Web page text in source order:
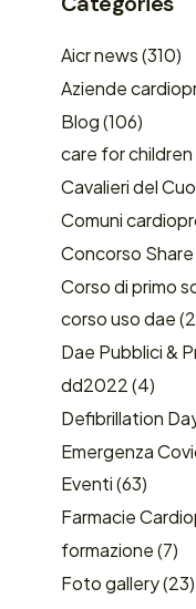
Aicr news(310)
Aziende
Blog(106)
care for children
Cavalieri del
Comuni
Concorso
Corso di primo
corso uso dae
Dae Pubblici &
dd2022(4)
Defibrillation
Emergenza
Eventi(63)
Farmacie
formazione(7)
Foto gallery(23)